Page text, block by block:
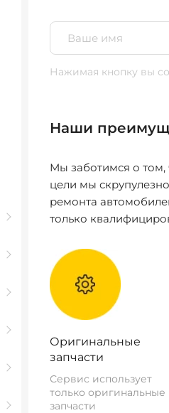
Нажимая кнопку вы
Наши
Мы заботимся о том,
цели мы
ремонта
только
Оригинальные
запчасти
Сервис использует
только оригинальные
запчасти